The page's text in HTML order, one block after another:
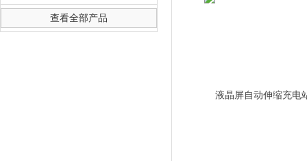
上海徐吉电气有限公司
查看全部产品